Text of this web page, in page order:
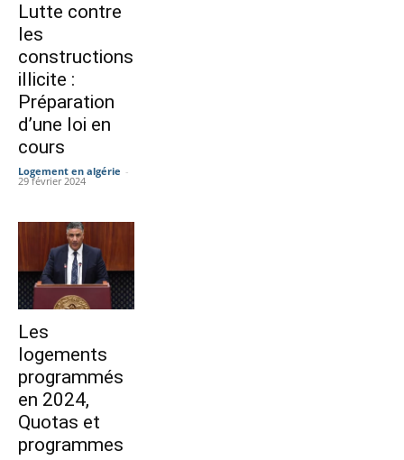
Lutte contre
les
constructions
illicite :
Préparation
d’une loi en
cours
Logement en algérie -
29 février 2024
Les
logements
programmés
en 2024,
Quotas et
programmes